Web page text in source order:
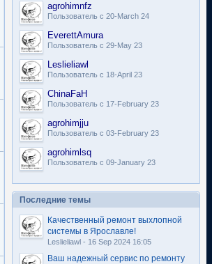
agrohimnfz
Пользователь с 20-March 24
EverettAmura
Пользователь с 29-May 23
Leslieliawl
Пользователь с 18-April 23
ChinaFaH
Пользователь с 17-February 23
agrohimjju
Пользователь с 03-February 23
agrohimlsq
Пользователь с 09-January 23
Последние темы
Качественный ремонт выхлопной
системы в Ярославле!
Leslieliawl - 16 Sep 2024 16:05
Ваш надежный сервис по ремонту